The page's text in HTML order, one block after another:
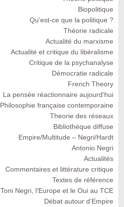
Biopolitique
Qu'est-ce que la politique ?
Théorie radicale
Actualité du marxisme
Actualité et critique du libéralisme
Critique de la psychanalyse
Démocratie radicale
French Theory
La pensée réactionnaire aujourd'hui
Philosophie française contemporaine
Theorie des réseaux
Bibliothèque diffuse
Empire/Multitude – Negri/Hardt
Antonio Negri
Actualités
Commentaires et littérature critique
Textes de référence
Toni Negri, l'Europe et le Oui au TCE
Débat autour d'Empire